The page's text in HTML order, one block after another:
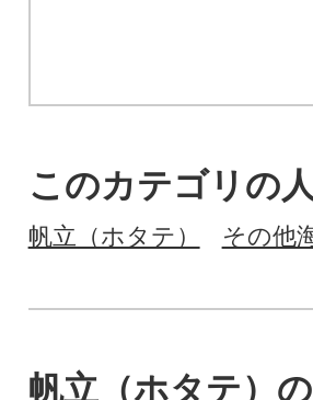
このカテゴリの
帆立（ホタテ） その他
帆立（ホタテ）